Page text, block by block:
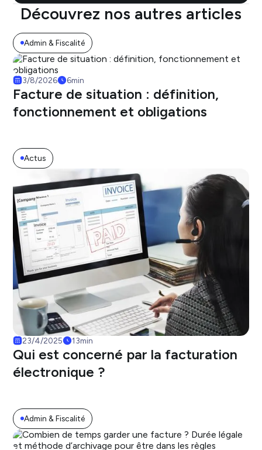
Découvrez nos autres articles
Admin & Fiscalité
3/8/2026 6min
Facture de situation : définition,
fonctionnement et obligations
Actus
23/4/2025 13min
Qui est concerné par la facturation
électronique ?
Admin & Fiscalité